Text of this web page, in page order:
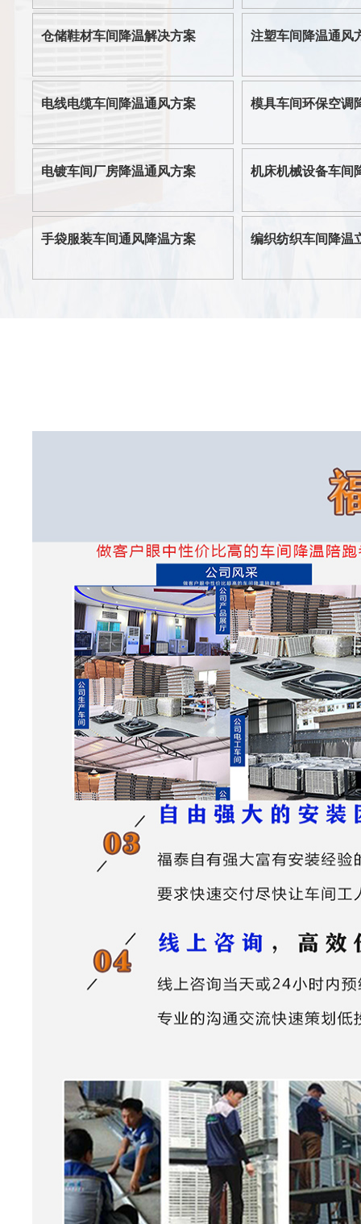
仓储鞋材车间降温解决方案 注塑车间降温通风
电线电缆车间降温通风方案 模具车间环保空调
电镀车间厂房降温通风方案 机床机械设备车间
手袋服装车间通风降温方案 编织纺织车间降温